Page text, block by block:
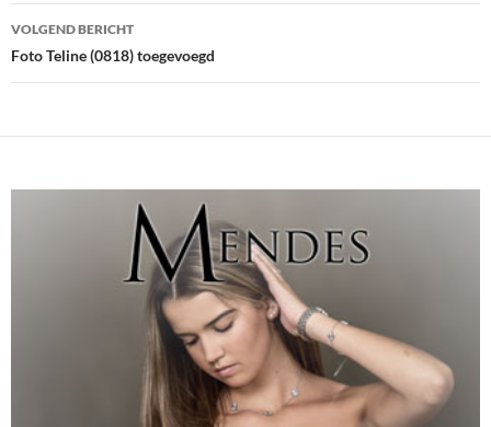
VOLGEND BERICHT
Foto Teline (0818) toegevoegd